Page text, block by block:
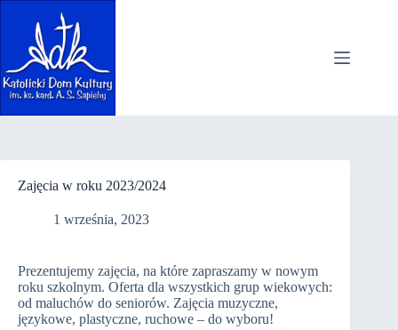
Zajęcia w roku 2023/2024
1 września, 2023
Prezentujemy zajęcia, na które zapraszamy w nowym
roku szkolnym. Oferta dla wszystkich grup wiekowych:
od maluchów do seniorów. Zajęcia muzyczne,
językowe, plastyczne, ruchowe – do wyboru!